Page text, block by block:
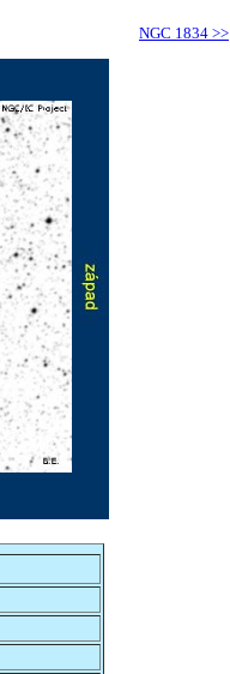
NGC 1834 >>